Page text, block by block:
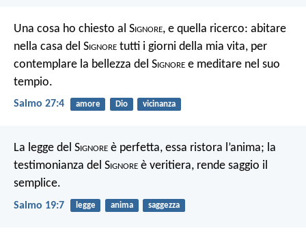
Una cosa ho chiesto al Signore, e quella ricerco: abitare
nella casa del Signore tutti i giorni della mia vita, per
contemplare la bellezza del Signore e meditare nel suo
tempio.
Salmo 27:4 amore Dio vicinanza
La legge del Signore è perfetta, essa ristora l’anima; la
testimonianza del Signore è veritiera, rende saggio il
semplice.
Salmo 19:7 legge anima saggezza